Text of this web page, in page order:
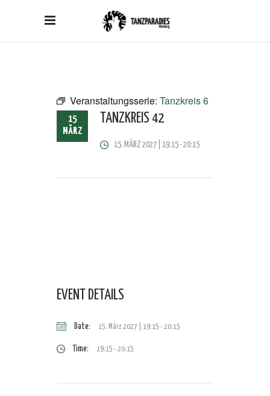
Veranstaltungsserie: Tanzkreis 6
15
MÄRZ
TANZKREIS 42
15. MÄRZ 2027 | 19:15-20:15
EVENT DETAILS
Date: 15. März 2027 | 19:15 -20:15
Time: 19:15 - 20:15